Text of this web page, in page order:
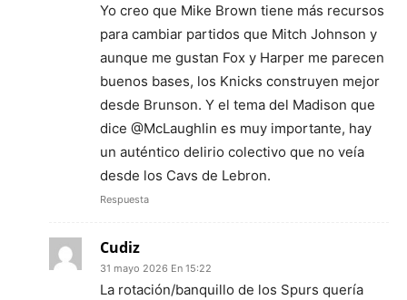
Yo creo que Mike Brown tiene más recursos
para cambiar partidos que Mitch Johnson y
aunque me gustan Fox y Harper me parecen
buenos bases, los Knicks construyen mejor
desde Brunson. Y el tema del Madison que
dice @McLaughlin es muy importante, hay
un auténtico delirio colectivo que no veía
desde los Cavs de Lebron.
Respuesta
Cudiz
31 mayo 2026 En 15:22
La rotación/banquillo de los Spurs quería